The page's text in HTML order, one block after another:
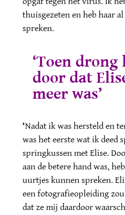
thuisgezeten en heb haar
spreken.
‘Toen
door dat
meer was’
‘Nadat ik was hersteld en
was het eerste wat ik deed
springkussen met Elise.
aan de betere hand was,
uurtjes kunnen spreken.
een fotografieopleiding
dat ze mij daardoor